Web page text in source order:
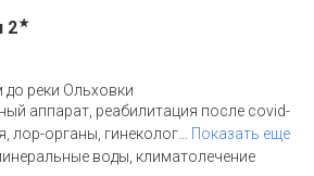
2★
до реки Ольховки
аппарат, реабилитация после covid-
лор-органы, гинеколог
Показать еще
воды, климатолечение